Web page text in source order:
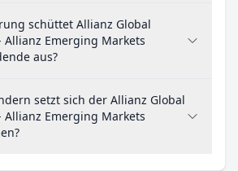
schüttet Allianz Global
Allianz Emerging Markets
aus?
setzt sich der Allianz Global
Allianz Emerging Markets